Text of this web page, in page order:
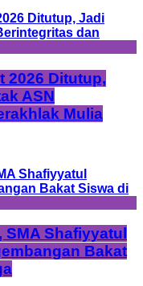
2026 Ditutup,
ASN
Mulia
Shafiyyatul
Bakat